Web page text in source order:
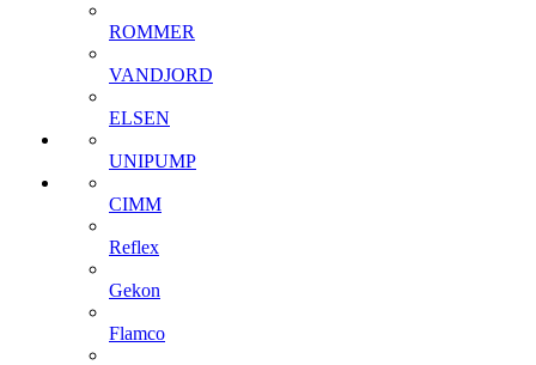
ROMMER
VANDJORD
ELSEN
UNIPUMP
CIMM
Reflex
Gekon
Flamco